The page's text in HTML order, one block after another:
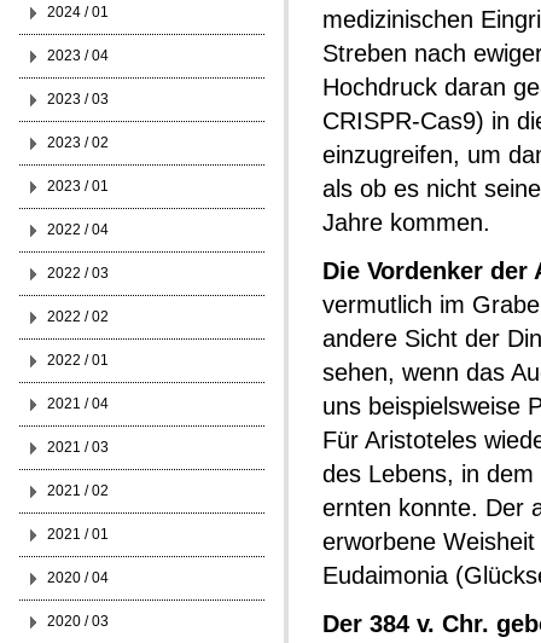
medizinischen
Streben nach
Hochdruck daran
CRISPR-Cas9) in
einzugreifen, um
als ob es nicht
Jahre kommen.
Die Vordenker
vermutlich im
andere Sicht der
sehen, wenn das
uns beispielsweise
Für Aristoteles
des Lebens, in
ernten konnte. Der
erworbene
Eudaimonia
Der 384 v. Chr.
2024 / 01
2023 / 04
2023 / 03
2023 / 02
2023 / 01
2022 / 04
2022 / 03
2022 / 02
2022 / 01
2021 / 04
2021 / 03
2021 / 02
2021 / 01
2020 / 04
2020 / 03